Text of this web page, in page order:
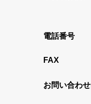
電話番号
FAX
お問い合わ